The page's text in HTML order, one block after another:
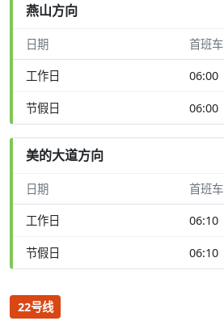
燕山方向
日期 首班车
工作日 06:00
节假日 06:00
美的大道方向
日期 首班车
工作日 06:10
节假日 06:10
22号线